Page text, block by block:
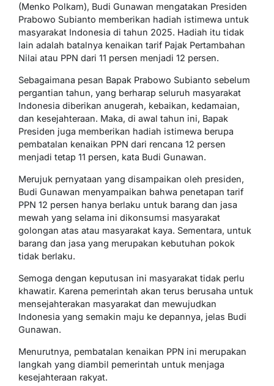
(Menko Polkam), Budi Gunawan mengatakan Presiden
Prabowo Subianto memberikan hadiah istimewa untuk
masyarakat Indonesia di tahun 2025. Hadiah itu tidak
lain adalah batalnya kenaikan tarif Pajak Pertambahan
Nilai atau PPN dari 11 persen menjadi 12 persen.
Sebagaimana pesan Bapak Prabowo Subianto sebelum
pergantian tahun, yang berharap seluruh masyarakat
Indonesia diberikan anugerah, kebaikan, kedamaian,
dan kesejahteraan. Maka, di awal tahun ini, Bapak
Presiden juga memberikan hadiah istimewa berupa
pembatalan kenaikan PPN dari rencana 12 persen
menjadi tetap 11 persen, kata Budi Gunawan.
Merujuk pernyataan yang disampaikan oleh presiden,
Budi Gunawan menyampaikan bahwa penetapan tarif
PPN 12 persen hanya berlaku untuk barang dan jasa
mewah yang selama ini dikonsumsi masyarakat
golongan atas atau masyarakat kaya. Sementara, untuk
barang dan jasa yang merupakan kebutuhan pokok
tidak berlaku.
Semoga dengan keputusan ini masyarakat tidak perlu
khawatir. Karena pemerintah akan terus berusaha untuk
mensejahterakan masyarakat dan mewujudkan
Indonesia yang semakin maju ke depannya, jelas Budi
Gunawan.
Menurutnya, pembatalan kenaikan PPN ini merupakan
langkah yang diambil pemerintah untuk menjaga
kesejahteraan rakyat.